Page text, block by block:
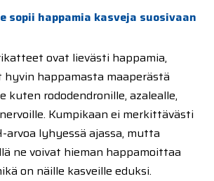
sopii happamia kasveja suosivaan
ovat lievästi happamia,
hyvin happamasta maaperästä
kuten rododendronille, azalealle,
Kumpikaan ei merkittävästi
arvoa lyhyessä ajassa, mutta
ne voivat hieman happamoittaa
on näille kasveille eduksi.